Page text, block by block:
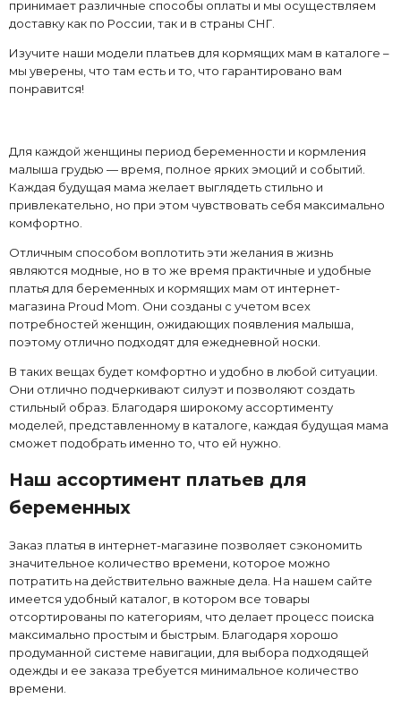
принимает различные способы оплаты и мы осуществляем
доставку как по России, так и в страны СНГ.
Изучите наши модели платьев для кормящих мам в каталоге –
мы уверены, что там есть и то, что гарантировано вам
понравится!
Для каждой женщины период беременности и кормления
малыша грудью — время, полное ярких эмоций и событий.
Каждая будущая мама желает выглядеть стильно и
привлекательно, но при этом чувствовать себя максимально
комфортно.
Отличным способом воплотить эти желания в жизнь
являются модные, но в то же время практичные и удобные
платья для беременных и кормящих мам от интернет-
магазина Proud Mom. Они созданы с учетом всех
потребностей женщин, ожидающих появления малыша,
поэтому отлично подходят для ежедневной носки.
В таких вещах будет комфортно и удобно в любой ситуации.
Они отлично подчеркивают силуэт и позволяют создать
стильный образ. Благодаря широкому ассортименту
моделей, представленному в каталоге, каждая будущая мама
сможет подобрать именно то, что ей нужно.
Наш ассортимент платьев для
беременных
Заказ платья в интернет-магазине позволяет сэкономить
значительное количество времени, которое можно
потратить на действительно важные дела. На нашем сайте
имеется удобный каталог, в котором все товары
отсортированы по категориям, что делает процесс поиска
максимально простым и быстрым. Благодаря хорошо
продуманной системе навигации, для выбора подходящей
одежды и ее заказа требуется минимальное количество
времени.